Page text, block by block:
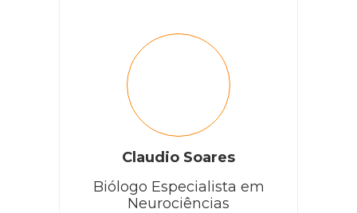
Claudio Soares
Biólogo Especialista em
Neurociências